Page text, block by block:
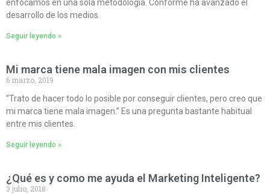
enfocamos en una sola metodología. Conforme ha avanzado el
desarrollo de los medios
Seguir leyendo »
Mi marca tiene mala imagen con mis clientes
6 marzo, 2019
“Trato de hacer todo lo posible por conseguir clientes, pero creo que
mi marca tiene mala imagen.” Es una pregunta bastante habitual
entre mis clientes.
Seguir leyendo »
¿Qué es y como me ayuda el Marketing Inteligente?
3 julio, 2018